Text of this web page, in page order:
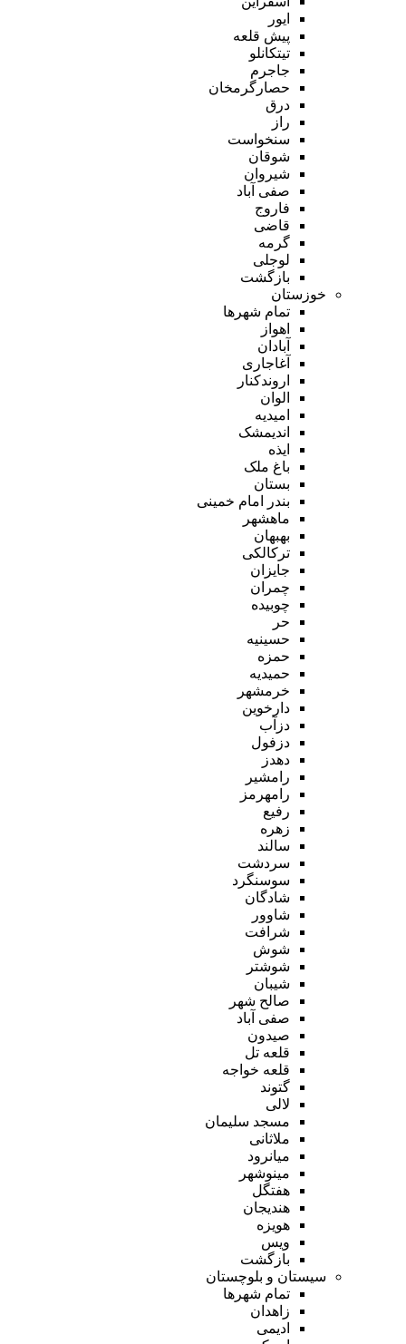
ایور
پیش قلعه
تیتکانلو
جاجرم
حصارگرمخان
درق
راز
سنخواست
شوقان
شیروان
صفی آباد
فاروج
قاضی
گرمه
لوجلی
بازگشت
خوزستان
تمام شهر‌ها
اهواز
آبادان
آغاجاری
اروندکنار
الوان
امیدیه
اندیمشک
ایذه
باغ ملک
بستان
بندر امام خمینی
ماهشهر
بهبهان
ترکالکی
جایزان
چمران
چوبیده
حر
حسینیه
حمزه
حمیدیه
خرمشهر
دارخوین
دزآب
دزفول
دهدز
رامشیر
رامهرمز
رفیع
زهره
سالند
سردشت
سوسنگرد
شادگان
شاوور
شرافت
شوش
شوشتر
شیبان
صالح شهر
صفی آباد
صیدون
قلعه تل
قلعه خواجه
گتوند
لالی
مسجد سلیمان
ملاثانی
میانرود
مینوشهر
هفتگل
هندیجان
هویزه
ویس
بازگشت
سیستان و بلوچستان
تمام شهر‌ها
زاهدان
ادیمی